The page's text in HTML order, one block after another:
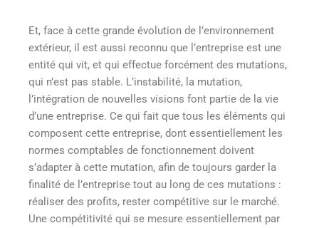
Et, face à cette grande évolution de l’environnement
extérieur, il est aussi reconnu que l’entreprise est une
entité qui vit, et qui effectue forcément des mutations,
qui n’est pas stable. L’instabilité, la mutation,
l’intégration de nouvelles visions font partie de la vie
d’une entreprise. Ce qui fait que tous les éléments qui
composent cette entreprise, dont essentiellement les
normes comptables de fonctionnement doivent
s’adapter à cette mutation, afin de toujours garder la
finalité de l’entreprise tout au long de ces mutations :
réaliser des profits, rester compétitive sur le marché.
Une compétitivité qui se mesure essentiellement par